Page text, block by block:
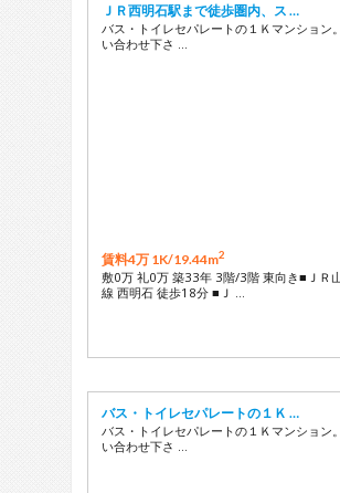
ＪＲ西明石駅まで徒歩圏内、ス …
バス・トイレセパレートの１Ｋマンション
い合わせ下さ …
賃料4万 1K/19.44m2
敷0万 礼0万 築33年 3階/3階 東向き■ＪＲ
線 西明石 徒歩18分 ■Ｊ …
バス・トイレセパレートの１Ｋ …
バス・トイレセパレートの１Ｋマンション
い合わせ下さ …